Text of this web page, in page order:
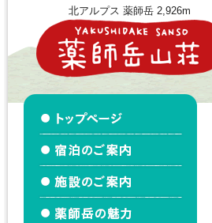
北アルプス 薬師岳 2,926m